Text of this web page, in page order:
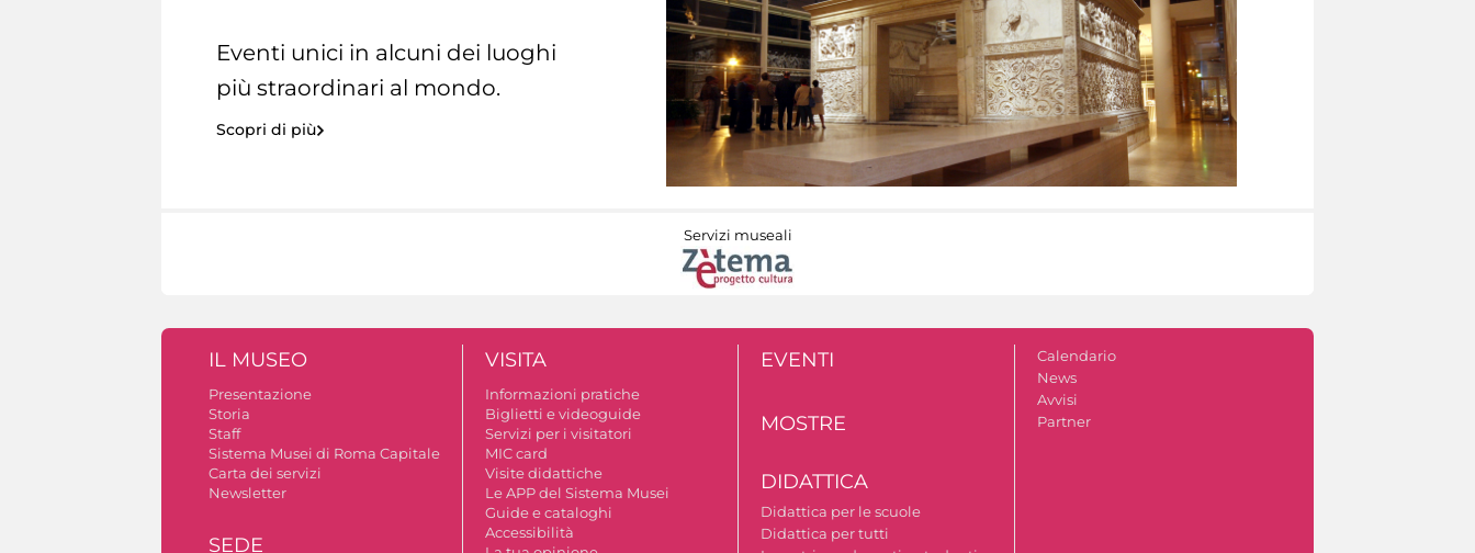
Eventi unici in alcuni dei luoghi
più straordinari al mondo.
Scopri di più
Servizi museali
IL MUSEO
Presentazione
Storia
Staff
Sistema Musei di Roma Capitale
Carta dei servizi
Newsletter
SEDE
VISITA
Informazioni pratiche
Biglietti e videoguide
Servizi per i visitatori
MIC card
Visite didattiche
Le APP del Sistema Musei
Guide e cataloghi
Accessibilità
EVENTI
MOSTRE
DIDATTICA
Didattica per le scuole
Didattica per tutti
Calendario
News
Avvisi
Partner